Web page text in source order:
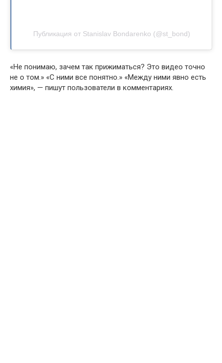
Публикация от Stanislav Bondarenko (@st_bond)
«Не понимаю, зачем так прижиматься? Это видео точно
не о том.» «С ними все понятно.» «Между ними явно есть
химия», — пишут пользователи в комментариях.